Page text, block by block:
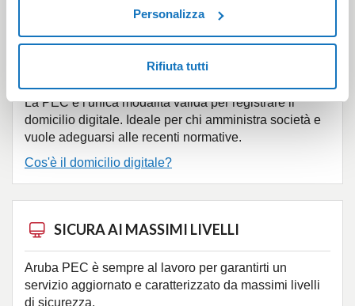
Personalizza
Rifiuta tutti
VALIDA PER IL DOMICILIO DIGITALE
La PEC è l'unica modalità valida per registrare il
domicilio digitale. Ideale per chi amministra società e
vuole adeguarsi alle recenti normative.
Cos'è il domicilio digitale?
SICURA AI MASSIMI LIVELLI
Aruba PEC è sempre al lavoro per garantirti un
servizio aggiornato e caratterizzato da massimi livelli
di sicurezza.